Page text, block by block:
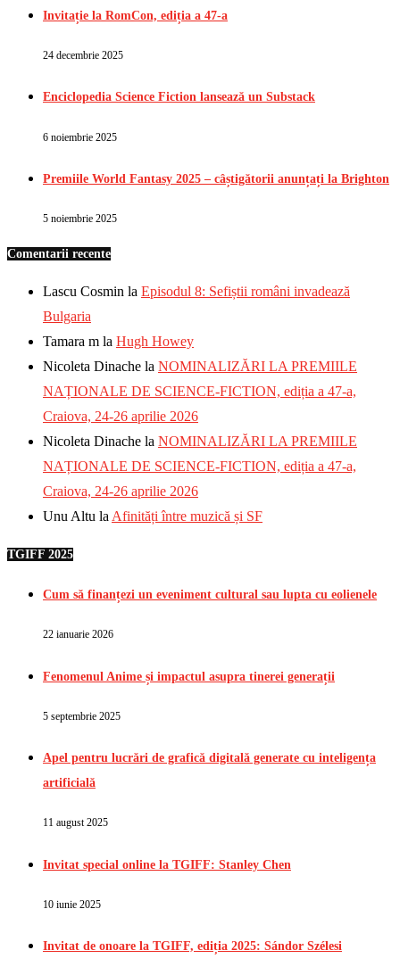
Invitație la RomCon, ediția a 47-a
24 decembrie 2025
Enciclopedia Science Fiction lansează un Substack
6 noiembrie 2025
Premiile World Fantasy 2025 – câștigătorii anunțați la Brighton
5 noiembrie 2025
Comentarii recente
Lascu Cosmin la Episodul 8: Sefiștii români invadează
Bulgaria
Tamara m la Hugh Howey
Nicoleta Dinache la NOMINALIZĂRI LA PREMIILE
NAȚIONALE DE SCIENCE-FICTION, ediția a 47-a,
Craiova, 24-26 aprilie 2026
Nicoleta Dinache la NOMINALIZĂRI LA PREMIILE
NAȚIONALE DE SCIENCE-FICTION, ediția a 47-a,
Craiova, 24-26 aprilie 2026
Unu Altu la Afinități între muzică și SF
TGIFF 2025
Cum să finanțezi un eveniment cultural sau lupta cu eolienele
22 ianuarie 2026
Fenomenul Anime și impactul asupra tinerei generații
5 septembrie 2025
Apel pentru lucrări de grafică digitală generate cu inteligența
artificială
11 august 2025
Invitat special online la TGIFF: Stanley Chen
10 iunie 2025
Invitat de onoare la TGIFF, ediția 2025: Sándor Szélesi